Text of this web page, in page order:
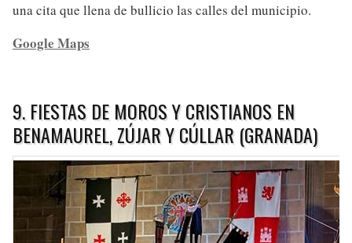
una cita que llena de bullicio las calles del municipio.
Google Maps
9. FIESTAS DE MOROS Y CRISTIANOS EN
BENAMAUREL, ZÚJAR Y CÚLLAR (GRANADA)